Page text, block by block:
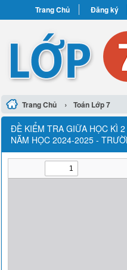
Trang Chủ Đăng ký
Trang Chủ › Toán Lớp 7
ĐỀ KIỂM TRA GIỮA HỌC KÌ
NĂM HỌC 2024-2025 -